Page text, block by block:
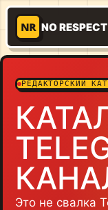
NR NO
РЕДАКТОРСКИЙ
Это не свалка